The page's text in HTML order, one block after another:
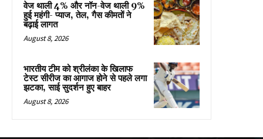
वेज थाली 4% और नॉन-वेज थाली 9%
हुई महंगी- प्याज, तेल, गैस कीमतों ने
बढ़ाई लागत
August 8, 2026
भारतीय टीम को श्रीलंका के खिलाफ
टेस्ट सीरीज का आगाज होने से पहले लगा
झटका, साई सुदर्शन हुए बाहर
August 8, 2026